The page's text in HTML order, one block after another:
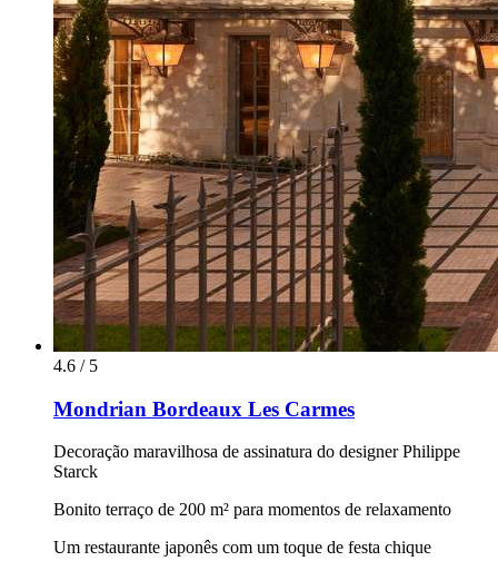
4.6 / 5
Mondrian Bordeaux Les Carmes
Decoração maravilhosa de assinatura do designer Philippe
Starck
Bonito terraço de 200 m² para momentos de relaxamento
Um restaurante japonês com um toque de festa chique